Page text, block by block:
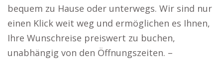
bequem zu Hause oder unterwegs. Wir sind nur
einen Klick weit weg und ermöglichen es Ihnen,
Ihre Wunschreise preiswert zu buchen,
unabhängig von den Öffnungszeiten. –